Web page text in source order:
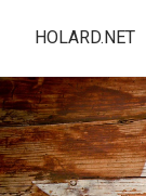
HOLARD.NET